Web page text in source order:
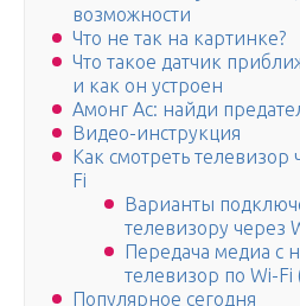
возможности
Что не так на картинке?
Что такое датчик
и как он устроен
Амонг Ас: найди
Видео-инструкция
Как смотреть телевизор
Fi
Варианты
телевизору через
Передача медиа с
телевизор по Wi-Fi
Популярное сегодня